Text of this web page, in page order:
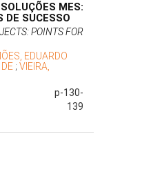
MES:
DE SUCESSO
POINTS FOR
EDUARDO
; VIEIRA,
p-130-
139